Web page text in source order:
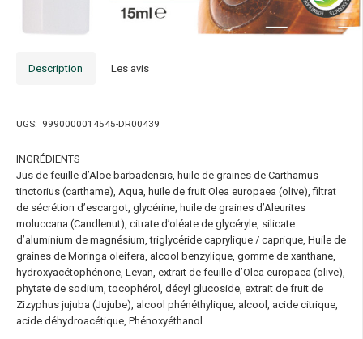
Description Les avis
UGS: 9990000014545-DR00439
INGRÉDIENTS
Jus de feuille d’Aloe barbadensis, huile de graines de Carthamus
tinctorius (carthame), Aqua, huile de fruit Olea europaea (olive), filtrat
de sécrétion d’escargot, glycérine, huile de graines d’Aleurites
moluccana (Candlenut), citrate d’oléate de glycéryle, silicate
d’aluminium de magnésium, triglycéride caprylique / caprique, Huile de
graines de Moringa oleifera, alcool benzylique, gomme de xanthane,
hydroxyacétophénone, Levan, extrait de feuille d’Olea europaea (olive),
phytate de sodium, tocophérol, décyl glucoside, extrait de fruit de
Zizyphus jujuba (Jujube), alcool phénéthylique, alcool, acide citrique,
acide déhydroacétique, Phénoxyéthanol.